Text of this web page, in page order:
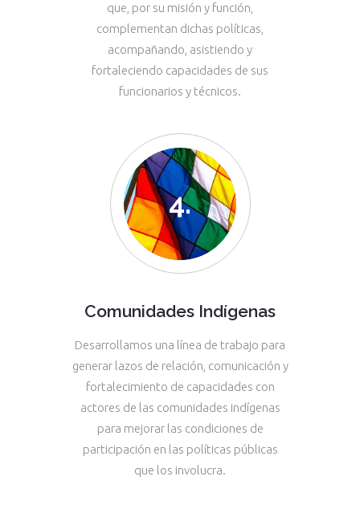
que, por su misión y función,
complementan dichas políticas,
acompañando, asistiendo y
fortaleciendo capacidades de sus
funcionarios y técnicos.
Comunidades Indígenas
Desarrollamos una línea de trabajo para
generar lazos de relación, comunicación y
fortalecimiento de capacidades con
actores de las comunidades indígenas
para mejorar las condiciones de
participación en las políticas públicas
que los involucra.